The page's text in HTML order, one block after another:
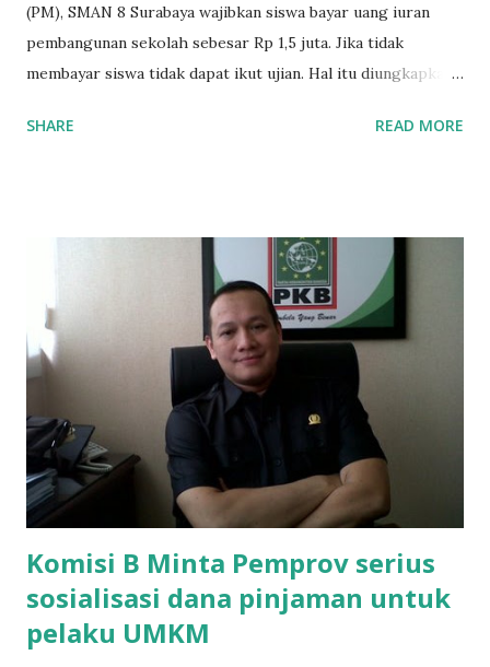
(PM), SMAN 8 Surabaya wajibkan siswa bayar uang iuran
pembangunan sekolah sebesar Rp 1,5 juta. Jika tidak
membayar siswa tidak dapat ikut ujian. Hal itu diungkapkan
SMAN 8 Jalan Iskandar Muda Surabaya mengatakan, ada
Mujib menambahkan, akhirnya terpaksa ortu nya pinjam
uang tetangga 500 ribu, agar anaknya bisa ikut ujian.
"Kasihan dia sudah tidak punya ayah, ibunya saudara saya,
kerja sebagai pembantu rumah tangga. Tolong dibantu mas,
agar uang bisa kembali,"ungkapnya. Perihal adanya
penarikan uang iuran untuk pembangunan gedung sekolah,
dibenarkan oleh Atika Fadhilah siswa kelas XI saat
diwawancarai. "Benar, bilangnya wajib Rp 1,5 juta dan waktu
terakh...
SHARE READ MORE
Komisi B Minta Pemprov serius
sosialisasi dana pinjaman untuk
pelaku UMKM